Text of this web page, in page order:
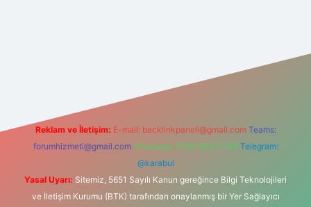
Reklam ve İletişim: E-mail: backlinkpaneli@gmail.com Teams:
forumhizmeti@gmail.com Whatsapp: 0262 606 0 726 Telegram:
@karabul
Yasal Uyarı: Sitemiz, 5651 Sayılı Kanun gereğince Bilgi Teknolojileri
ve İletişim Kurumu (BTK) tarafından onaylanmış bir Yer Sağlayıcı